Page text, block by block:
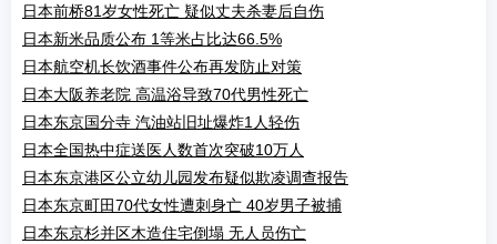
日本前桥81岁女性死亡 疑似丈夫杀妻后自伤
日本新米品质公布 1等米占比达66.5%
日本航空机长饮酒事件公布再发防止对策
日本大阪养老院 高温浴导致70代男性死亡
日本东京国分寺 汽油站旧址爆炸1人轻伤
日本全国热中症送医人数首次突破10万人
日本东京港区公立幼儿园发布疑似欺凌调查报告
日本东京町田70代女性遭刺身亡 40岁男子被捕
日本东京杉并区木造住宅倒塌 无人员伤亡